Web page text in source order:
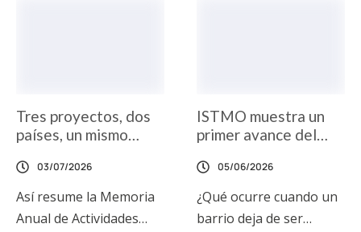
Tres proyectos, dos
países, un mismo
03/07/2026
Así resume la Memoria
Anual de Actividades
ISTMO muestra un
primer avance del
Parada: Son Roca»
05/06/2026
¿Qué ocurre cuando un
barrio deja de ser